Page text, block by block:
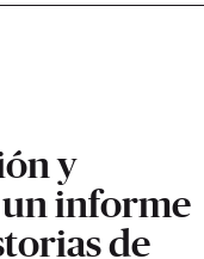
y
informe
de